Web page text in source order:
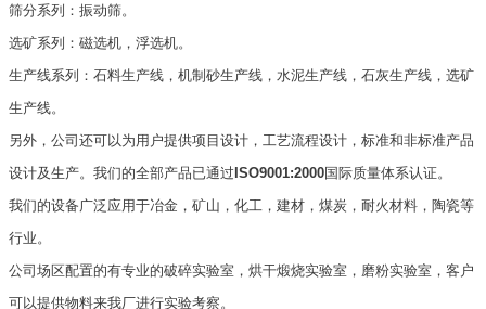
筛分系列：振动筛。
选矿系列：磁选机，浮选机。
生产线系列：石料生产线，机制砂生产线，水泥生产线，石灰生产线，选矿
生产线。
另外，公司还可以为用户提供项目设计，工艺流程设计，标准和非标准产品
设计及生产。我们的全部产品已通过ISO9001:2000国际质量体系认证。
我们的设备广泛应用于冶金，矿山，化工，建材，煤炭，耐火材料，陶瓷等
行业。
公司场区配置的有专业的破碎实验室，烘干煅烧实验室，磨粉实验室，客户
可以提供物料来我厂进行实验考察。